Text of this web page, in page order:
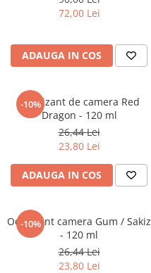
Literatura Romana
Literatura Universala
Poezie
Romane de dragoste, Carti
romantice
Senzatii/Dragoste
Senzatii/Erotic
Senzatii/Suspans
Senzatii/Thriller
SF & Fantasy
Teatru
Teens Book Club
72,00 Lei
ADAUGA IN COS
-10%
Odorizant de camera Red
Dragon - 120 ml
26,44 Lei
23,80 Lei
ADAUGA IN COS
-10%
Odorizant camera Gum / Sakiz
- 120 ml
26,44 Lei
23,80 Lei